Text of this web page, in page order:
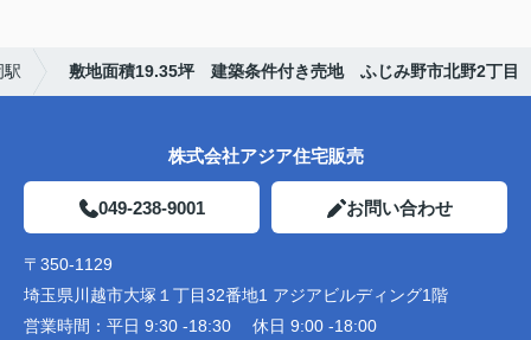
駅 敷地面積19.35坪 建築条件付き売地 ふじみ野市北野2丁目
株式会社アジア住宅販売
049-238-9001 お問い合わせ
〒350-1129
埼玉県川越市大塚１丁目32番地1 アジアビルディング1階
営業時間： 平日 9:30 -18:30 休日 9:00 -18:00